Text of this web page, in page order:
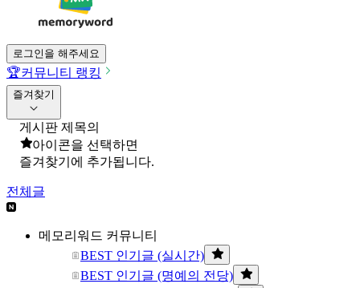
로그인을 해주세요
🏆커뮤니티 랭킹
즐겨찾기
게시판 제목의
아이콘을 선택하면
즐겨찾기에 추가됩니다.
전체글
메모리워드 커뮤니티
BEST 인기글 (실시간)
BEST 인기글 (명예의 전당)